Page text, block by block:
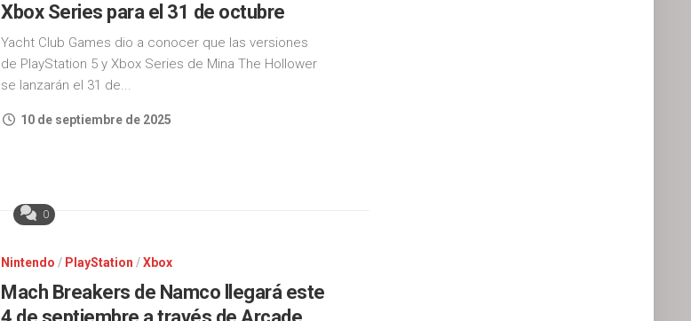
Xbox Series para el 31 de octubre
Yacht Club Games dio a conocer que las versiones
de PlayStation 5 y Xbox Series de Mina The Hollower
se lanzarán el 31 de...
10 de septiembre de 2025
0
Nintendo / PlayStation /Xbox
Mach Breakers de Namco llegará este